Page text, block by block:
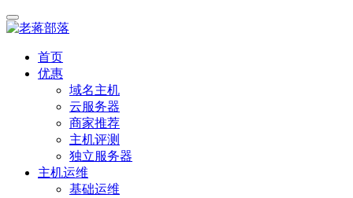
首页
优惠
域名主机
云服务器
商家推荐
主机评测
独立服务器
主机运维
基础运维